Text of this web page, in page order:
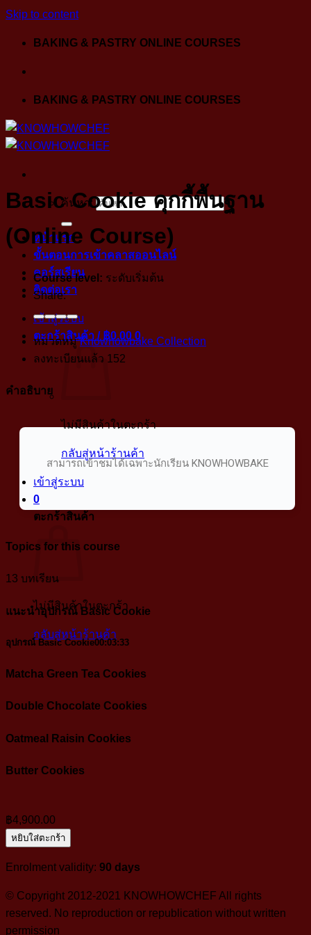
Skip to content
BAKING & PASTRY ONLINE COURSES
BAKING & PASTRY ONLINE COURSES
ค้นหา:
หน้าแรก
ขั้นตอนการเข้าคลาสออนไลน์
คอร์สเรียน
ติดต่อเรา
เข้าสู่ระบบ
ตะกร้าสินค้า / ฿0.00 0
ไม่มีสินค้าในตะกร้า
กลับสู่หน้าร้านค้า
เข้าสู่ระบบ
0
ตะกร้าสินค้า
ไม่มีสินค้าในตะกร้า
กลับสู่หน้าร้านค้า
Basic Cookie คุกกี้พื้นฐาน
(Online Course)
Course level: ระดับเริ่มต้น
Share:
หมวดหมู่ Knowhowbake Collection
ลงทะเบียนแล้ว 152
คำอธิบาย
สามารถเข้าชมได้เฉพาะนักเรียน KNOWHOWBAKE
Topics for this course
13 บทเรียน
แนะนำอุปกรณ์ Basic Cookie
อุปกรณ์ Basic Cookie00:03:33
Matcha Green Tea Cookies
Double Chocolate Cookies
Oatmeal Raisin Cookies
Butter Cookies
฿4,900.00
หยิบใส่ตะกร้า
Enrolment validity: 90 days
© Copyright 2012-2021 KNOWHOWCHEF All rights
reserved. No reproduction or republication without written
permission